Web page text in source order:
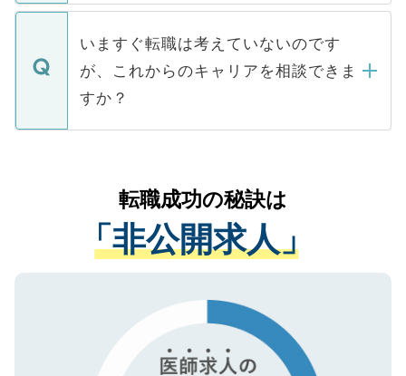
関を公にしてしまうと、応募が殺到する場
に、医療機関が求める条件に合った人材の
みを人材紹介会社に依頼するケースが増え
ています。
定を承諾する必要はありません。内定先へ
の辞退の連絡はキャリアパートナーが行い
個人情報が漏えいすることはありませんの
で、ご安心ください。当サイトからの登録
などで収集したご登録者様の個人情報は、
ご本人のキャリアアップおよび転職活動の
支援を目的に使用いたします。お預かりし
ているすべての個人データはご本人の許可
は、個人情報の取り扱いについての厳密な
管理基準を満たした事業者のみに付与され
る、プライバシーマークを取得済みです。
で、機密保持に関してもご安心ください。
いますぐ転職は考えていないのです
が、これからのキャリアを相談できま
すか？
かがいして、現在の医療機関の状況や紹介
経験をまじえながら、適切なアドバイスを
させていただきます。すぐにご転職をされ
ない方には、長期的なサポートが可能です
ので、まずはご登録ください。
転職成功の秘訣は
「非公開求人」